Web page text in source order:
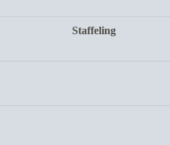
Staffeling